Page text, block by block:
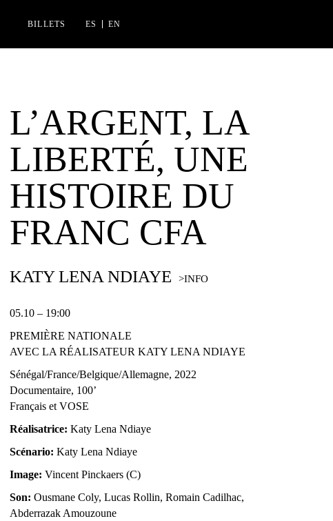
BILLETS ES EN
L’ARGENT, LA
LIBERTÉ, UNE
HISTOIRE DU
FRANC CFA
KATY LENANDIAYE
05.10 – 19:00
PREMIÈRE NATIONALE
AVEC LA RÉALISATEUR KATY LENA NDIAYE
Sénégal/France/Belgique/Allemagne, 2022
Documentaire, 100’
Français et VOSE
Réalisatrice: Katy Lena Ndiaye
Scénario: Katy Lena Ndiaye
Image: Vincent Pinckaers (C)
Son:Ousmane Coly, Lucas Rollin, Romain Cadilhac,
Abderrazak Amouzoune